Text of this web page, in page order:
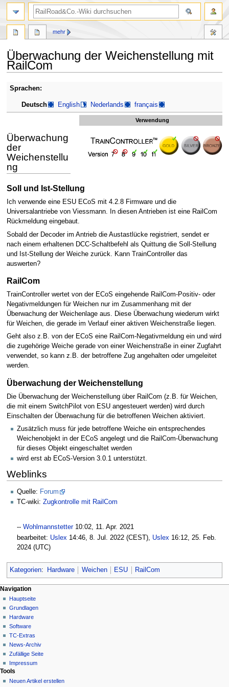
Überwachung der Weichenstellung mit
RailCom
Zur
springen
Zur
springen
Sprachen:
Deutsch English Nederlands français
Verwendung
Überwachung
der
Weichenstellu
ng
Soll und Ist-Stellung
Ich verwende eine ESU ECoS mit 4.2.8 Firmware und die
Universalantriebe von Viessmann. In diesen Antrieben ist eine RailCom
Rückmeldung eingebaut.
Sobald der Decoder im Antrieb die Austastlücke registriert, sendet er
nach einem erhaltenen DCC-Schaltbefehl als Quittung die Soll-Stellung
und Ist-Stellung der Weiche zurück. Kann TrainController das
auswerten?
RailCom
TrainController wertet von der ECoS eingehende RailCom-Positiv- oder
Negativmeldungen für Weichen nur im Zusammenhang mit der
Überwachung der Weichenlage aus. Diese Überwachung wiederum wirkt
für Weichen, die gerade im Verlauf einer aktiven Weichenstraße liegen.
Geht also z.B. von der ECoS eine RailCom-Negativmeldung ein und wird
die zugehörige Weiche gerade von einer Weichenstraße in einer Zugfahrt
verwendet, so kann z.B. der betroffene Zug angehalten oder umgeleitet
werden.
Überwachung der Weichenstellung
Die Überwachung der Weichenstellung über RailCom (z.B. für Weichen,
die mit einem SwitchPilot von ESU angesteuert werden) wird durch
Einschalten der Überwachung für die betroffenen Weichen aktiviert.
Zusätzlich muss für jede betroffene Weiche ein entsprechendes
Weichenobjekt in der ECoS angelegt und die RailCom-Überwachung
für dieses Objekt eingeschaltet werden
wird erst ab ECoS-Version 3.0.1 unterstützt.
Weblinks
Quelle: Forum
TC-wiki: Zugkontrolle mit RailCom
-- Wohlmannstetter10:02, 11. Apr. 2021‎
bearbeitet: Uslex 14:46, 8. Jul. 2022 (CEST), Uslex 16:12, 25. Feb.
2024 (UTC)
Kategorien: Hardware Weichen ESU RailCom
N
a
v
g
a
i
o
Seitenaktionen
Seite
Diskussion
Lesen
Quelltext
anzeigen
Versionsgeschichte
mehr
Meine Werkzeuge
Deutsch
Anmelden
Navigation
Hauptseite
Grundlagen
Hardware
Software
TC-Extras
News-Archiv
Zufällige Seite
Impressum
Suche
Tools
Neuen Artikel erstellen